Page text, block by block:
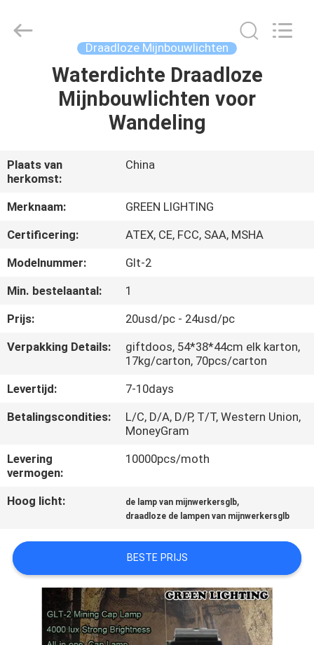
PRODUCTEN
ONGEVEER
ONS
FABRIEKSREIS
CONTACTEER
ONS
VERZOEK
OM
CITAAT
SITEMAP
PRIVACY
POLICY
Rights
Reserved.
Draadloze Mijnbouwlichten
Waterdichte Draadloze
Mijnbouwlichten voor
Wandeling
Plaats van
herkomst:
China
Merknaam:
GREEN LIGHTING
Certificering:
ATEX, CE, FCC, SAA, MSHA
Modelnummer:
Glt-2
Min. bestelaantal:
1
Prijs:
20usd/pc - 24usd/pc
Verpakking Details:
giftdoos, 54*38*44cm elk karton,
17kg/carton, 70pcs/carton
Levertijd:
7-10days
Betalingscondities:
L/C, D/A, D/P, T/T, Western Union,
MoneyGram
Levering
vermogen:
10000pcs/moth
Hoog licht: de lamp van mijnwerkersglb,
draadloze de lampen van mijnwerkersglb
BESTE PRIJS